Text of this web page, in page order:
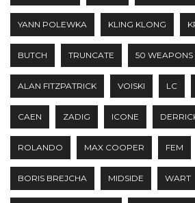
YANN POLEWKA KLING KLONG
BUTCH TRUNCATE 50 WEAPONS
ALAN FITZPATRICK VOISKI LC
CAEN ZADIG ICONE
ROLANDO MAX COOPER FEM
BORIS BREJCHA MIDSIDE WART